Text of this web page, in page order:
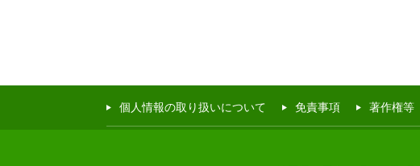
個人情報の取り扱いについて 免責事項 著作権等